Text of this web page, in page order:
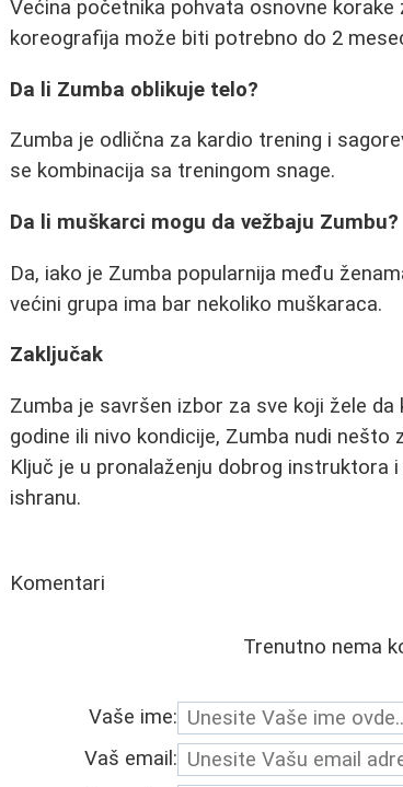
Većina početnika pohvata osnovne korake
koreografija može biti potrebno do 2
Da li Zumba oblikuje telo?
Zumba je odlična za kardio trening i
se kombinacija sa treningom snage.
Da li muškarci mogu da vežbaju Zumbu?
Da, iako je Zumba popularnija među
većini grupa ima bar nekoliko muškaraca.
Zaključak
Zumba je savršen izbor za sve koji žele
godine ili nivo kondicije, Zumba nudi
Ključ je u pronalaženju dobrog instruktora
ishranu.
Komentari
Trenutno nema
Vaše ime:
Vaš email: